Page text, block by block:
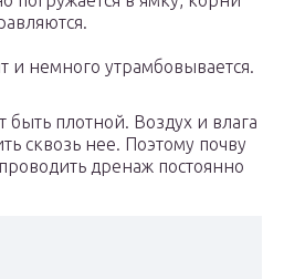
и немного утрамбовывается.
плотной. Воздух и влага
сквозь нее. Поэтому почву
дренаж постоянно